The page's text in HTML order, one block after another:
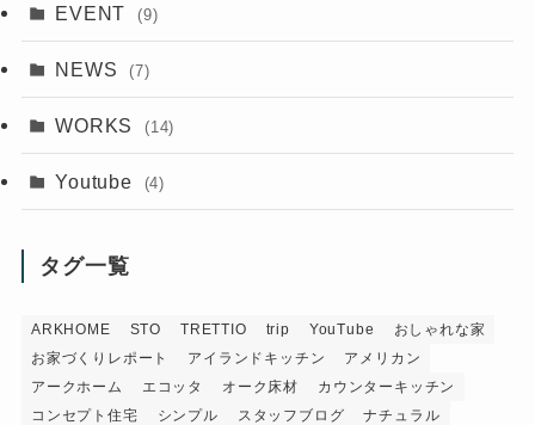
EVENT (9)
NEWS (7)
WORKS (14)
Youtube (4)
タグ一覧
ARKHOME STO TRETTIO trip YouTube
おしゃれな家
お家づくりレポート
アイランドキッチン
アメリカン
アークホーム
エコッタ オーク床材
カウンターキッチン
コンセプト住宅
シンプル スタッフブログ
ナチュラル